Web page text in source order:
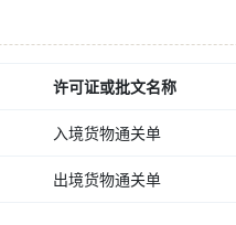
许可证或批文名称
入境货物通关单
出境货物通关单